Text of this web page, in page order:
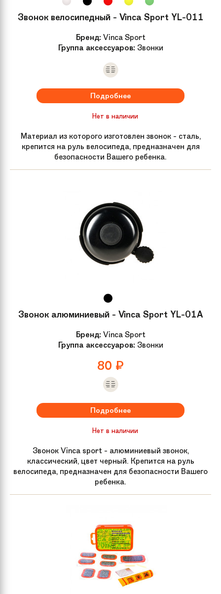
переключатель
N/A
Ремень
Передняя втулка STEEL
Steel
сцепление с любой дорогой
N/A
Рама велосипеда Ультралегкий алюминий
Материал рамы Алюминий
Ручной
Высота сиденья N/A
Звонок велосипедный - Vinca Sport YL-011
Бренд: Vinca Sport
Группа аксессуаров: Звонки
Подробнее
Нет в наличии
Материал из которого изготовлен звонок - сталь,
крепится на руль велосипеда, предназначен для
безопасности Вашего ребенка.
Звонок алюминиевый - Vinca Sport YL-01A
Бренд: Vinca Sport
Группа аксессуаров: Звонки
80 ₽
Подробнее
Нет в наличии
Звонок Vinca sport - алюминиевый звонок,
классический, цвет черный. Крепится на руль
велосипеда, предназначен для безопасности Вашего
ребенка.